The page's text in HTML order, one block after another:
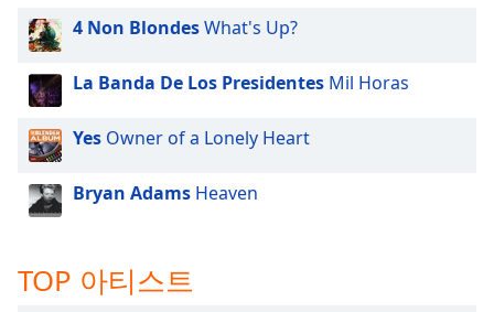
4 Non BlondesWhat's Up?
La Banda De Los Presidentes Mil Horas
Yes Owner of a Lonely Heart
Bryan Adams Heaven
TOP 아티스트